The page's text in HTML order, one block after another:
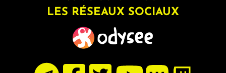
LES RÉSEAUX SOCIAUX